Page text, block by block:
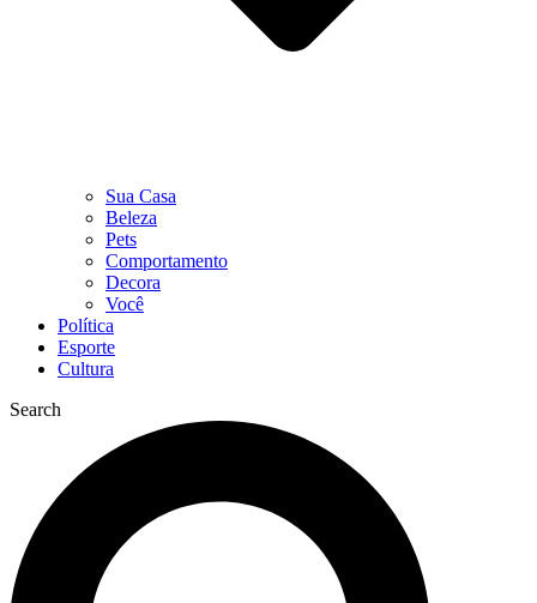
Sua Casa
Beleza
Pets
Comportamento
Decora
Você
Política
Esporte
Cultura
Search